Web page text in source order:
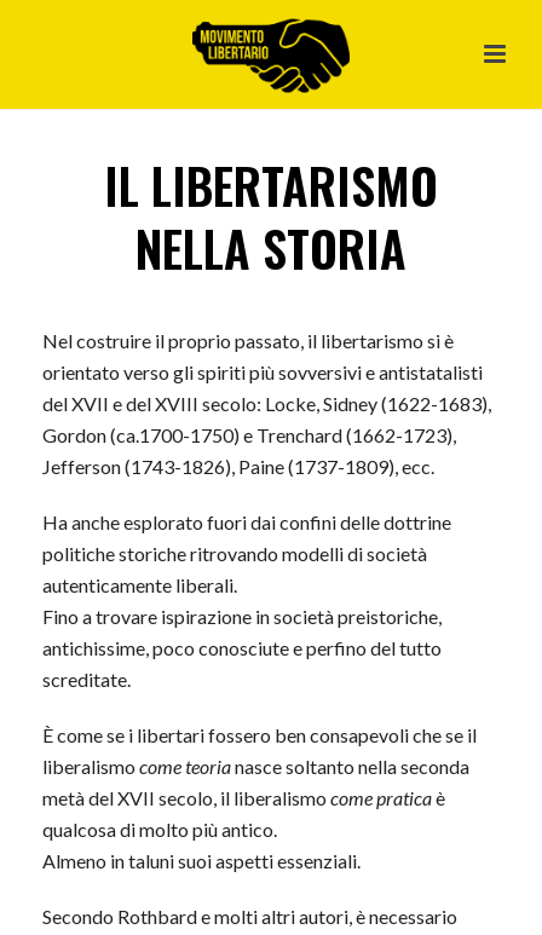
IL LIBERTARISMO
NELLA STORIA
Nel costruire il proprio passato, il libertarismo si è
orientato verso gli spiriti più sovversivi e antistatalisti
del XVII e del XVIII secolo: Locke, Sidney (1622-1683),
Gordon (ca.1700-1750) e Trenchard (1662-1723),
Jefferson (1743-1826), Paine (1737-1809), ecc.
Ha anche esplorato fuori dai confini delle dottrine
politiche storiche ritrovando modelli di società
autenticamente liberali.
Fino a trovare ispirazione in società preistoriche,
antichissime, poco conosciute e perfino del tutto
screditate.
È come se i libertari fossero ben consapevoli che se il
liberalismo come teorianasce soltanto nella seconda
metà del XVII secolo, il liberalismo come praticaè
qualcosa di molto più antico.
Almeno in taluni suoi aspetti essenziali.
Secondo Rothbard e molti altri autori, è necessario